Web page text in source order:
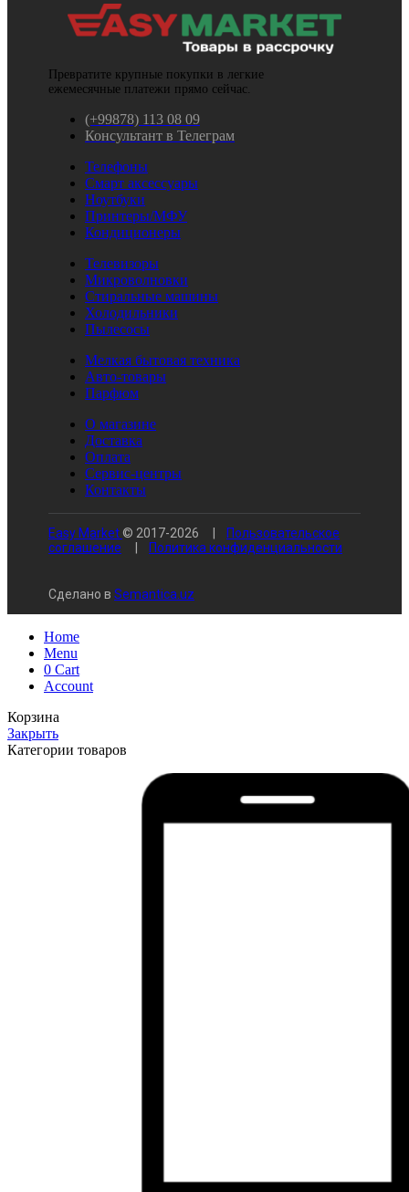
Превратите крупные покупки в легкие
ежемесячные платежи прямо сейчас.
(+99878) 113 08 09
Консультант в Телеграм
Телефоны
Смарт аксессуары
Ноутбуки
Принтеры/МФУ
Кондиционеры
Телевизоры
Микроволновки
Стиральные машины
Холодильники
Пылесосы
Мелкая бытовая техника
Авто-товары
Парфюм
О магазине
Доставка
Оплата
Сервис-центры
Контакты
Easy Market© 2017-2026
Пользовательское
соглашение
Политика конфиденциальности
Сделано в Semantica.uz
Home
Menu
0 Cart
Account
Корзина
Закрыть
Категории товаров